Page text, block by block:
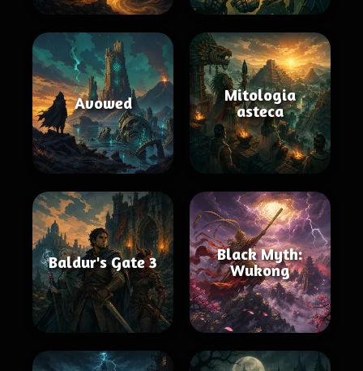
Avowed
Mitologia
asteca
Baldur's Gate 3
Black Myth:
Wukong